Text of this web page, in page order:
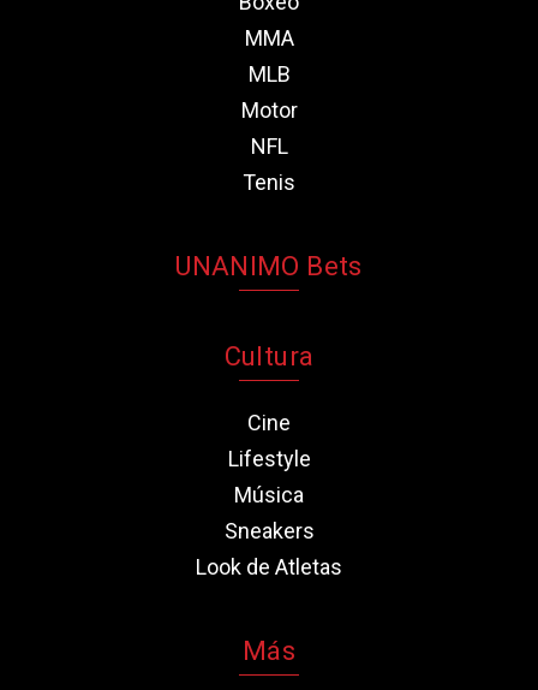
MMA
MLB
Motor
NFL
Tenis
UNANIMO Bets
Cultura
Cine
Lifestyle
Música
Sneakers
Look de Atletas
Más